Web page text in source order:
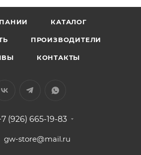
КАТАЛОГ
ПРОИЗВОДИТЕЛИ
КОНТАКТЫ
(926) 665-19-83
gw-store@mail.ru